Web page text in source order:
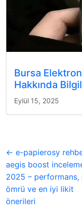
Bursa
Hakkında
Eylül 15, 2025
← e-papierosy
aegis boost
2025 – performans,
ömrü ve en iyi likit
önerileri